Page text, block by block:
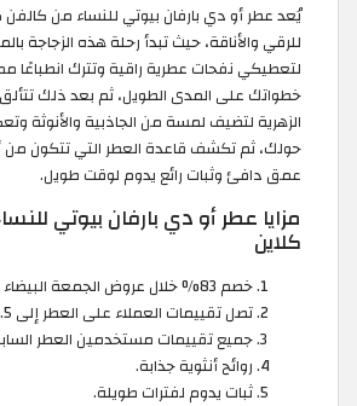
يُعد عطر أو دي بارفان بيوتي للنساء من
للرقي والأناقة، حيث تبدأ رحلة هذه الزجاجة
لتعطيكي نفحات عطرية راقية وتترك انطباعًا
خطواتك على المدى الطويل، ثم بعد ذلك
الزهرية لتضيف لمسة من الجاذبية
حولك، ثم تكشف قاعدة العطر التي تتكون من
عمق دافئ وثبات رائع يدوم لوقت طويل.
مزايا عطر أو دي بارفان بيوتي
كلاين
خصم 83% خلال عروض الجمعة البيضاء
تصل تقييمات العملاء على العطر إلى 4.5 من أصل 5.
جميع تقييمات مستخدمين العطر
روائح أنثوية جذابة.
ثبات يدوم لفترات طويلة.